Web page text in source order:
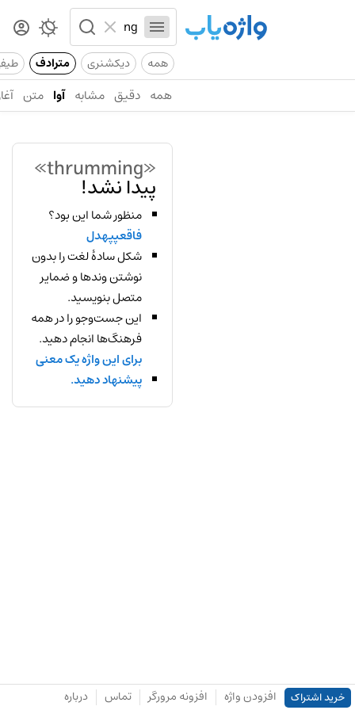
همه دیکشنری مترادف
همه دقیق مشابه آوا متن
«thrumming»
پیدا نشد!
منظور شما این بود؟
فاقعپپهدل
شکل سادهٔ لغت را بدون
نوشتن وندها و ضمایر
متصل بنویسید.
این جست‌وجو را در همه
فرهنگ‌ها انجام دهید.
برای این واژه یک معنی
پیشنهاد دهید.
خرید اشتراک افزودن واژه افزونه مرورگر تماس درباره